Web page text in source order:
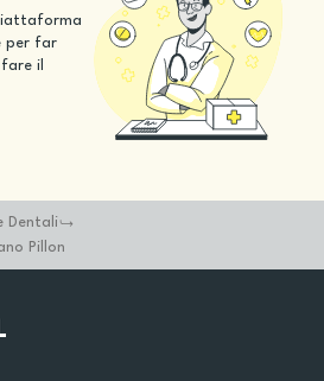
per far
il
Dentali
Pillon